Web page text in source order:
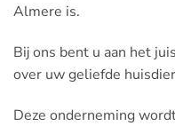
Almere is.
Bij ons bent u aan het
over uw geliefde
Deze onderneming